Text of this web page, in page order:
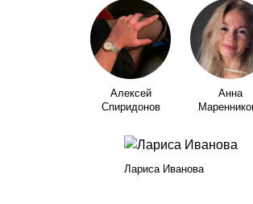
Алексей
Спиридонов
Анна
Лариса Иванова